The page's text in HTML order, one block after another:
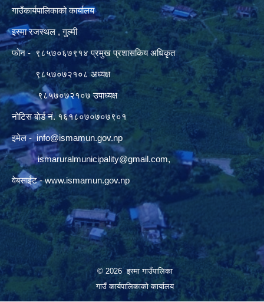
गाउँकार्यपालिकाको कार्यालय
इस्मा रजस्थल , गुल्मी
फोन - ९८५७०६७९१४ प्रमुख प्रशासकिय अधिकृत
९८५७०७२१०८ अध्यक्ष
९८५७०७२१०७ उपाध्यक्ष
नोटिस बोर्ड नं. १६१८०७०७०७९०१
इमेल - info@ismamun.gov.np
ismaruralmunicipality@gmail.com,
वेबसाईट -www.ismamun.gov.np
© 2026 इस्मा गाउँपालिका
गाउँ कार्यपालिकाको कार्यालय